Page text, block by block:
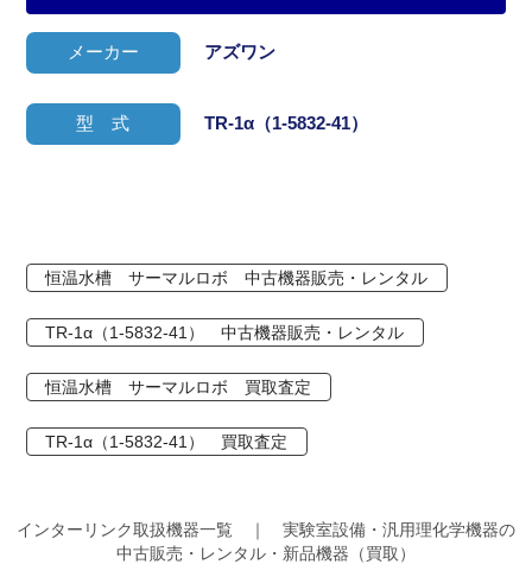
メーカー アズワン
型 式 TR-1α（1-5832-41）
恒温水槽 サーマルロボ 中古機器販売・レンタル
TR-1α（1-5832-41） 中古機器販売・レンタル
恒温水槽 サーマルロボ 買取査定
TR-1α（1-5832-41） 買取査定
インターリンク取扱機器一覧 ｜ 実験室設備・汎用理化学機器の
中古販売・レンタル・新品機器（買取）